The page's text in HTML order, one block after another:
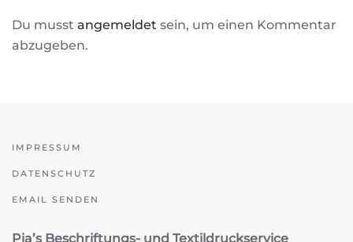
Du musst angemeldet sein, um einen Kommentar
abzugeben.
IMPRESSUM
DATENSCHUTZ
EMAIL SENDEN
Pia’s Beschriftungs- und Textildruckservice